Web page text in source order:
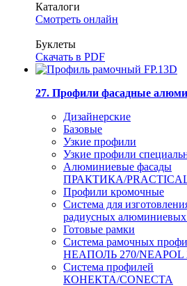
Каталоги
Смотреть онлайн
Буклеты
Скачать в PDF
27. Профили фасадные
Дизайнерские
Базовые
Узкие профили
Узкие профили
Алюминиевые фасады
ПРАКТИКА/
Профили кромочные
Система для
радиусных алюминиевых
Готовые рамки
Система рамочных
НЕАПОЛЬ 270/NEAPOL
Система профилей
КОНЕКТА/CONECTA